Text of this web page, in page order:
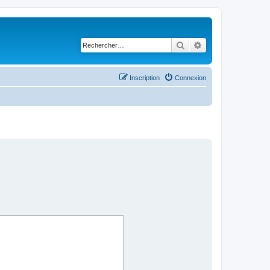
Rechercher
Connexion
Inscription